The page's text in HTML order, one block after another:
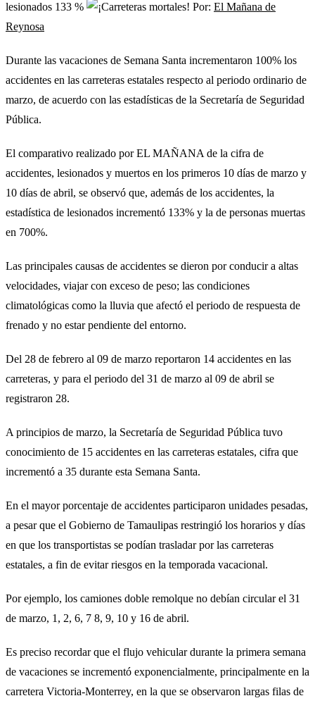
lesionados 133 %
Por: El Mañana de
Reynosa
Durante las vacaciones de Semana Santa incrementaron 100% los
accidentes en las carreteras estatales respecto al periodo ordinario de
marzo, de acuerdo con las estadísticas de la Secretaría de Seguridad
Pública.
El comparativo realizado por EL MAÑANA de la cifra de
accidentes, lesionados y muertos en los primeros 10 días de marzo y
10 días de abril, se observó que, además de los accidentes, la
estadística de lesionados incrementó 133% y la de personas muertas
en 700%.
Las principales causas de accidentes se dieron por conducir a altas
velocidades, viajar con exceso de peso; las condiciones
climatológicas como la lluvia que afectó el periodo de respuesta de
frenado y no estar pendiente del entorno.
Del 28 de febrero al 09 de marzo reportaron 14 accidentes en las
carreteras, y para el periodo del 31 de marzo al 09 de abril se
registraron 28.
A principios de marzo, la Secretaría de Seguridad Pública tuvo
conocimiento de 15 accidentes en las carreteras estatales, cifra que
incrementó a 35 durante esta Semana Santa.
En el mayor porcentaje de accidentes participaron unidades pesadas,
a pesar que el Gobierno de Tamaulipas restringió los horarios y días
en que los transportistas se podían trasladar por las carreteras
estatales, a fin de evitar riesgos en la temporada vacacional.
Por ejemplo, los camiones doble remolque no debían circular el 31
de marzo, 1, 2, 6, 7 8, 9, 10 y 16 de abril.
Es preciso recordar que el flujo vehicular durante la primera semana
de vacaciones se incrementó exponencialmente, principalmente en la
carretera Victoria-Monterrey, en la que se observaron largas filas de